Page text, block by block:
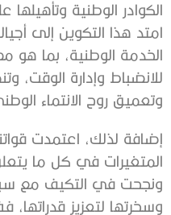
الكوادر الوطنية وتأهيلها
امتد هذا التكوين إلى
الخدمة الوطنية، بما هو
للانضباط وإدارة الوقت،
وتعميق روح الانتماء
إضافة لذلك، اعتمدت
المتغيرات في كل ما
ونجحت في التكيف مع
وسخرتها لتعزيز قدراتها،